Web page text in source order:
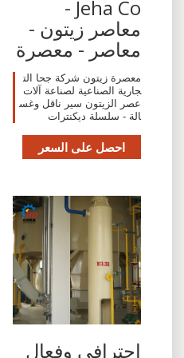
Jeha Co -
معاصر زيتون -
معاصر - معصرة
معصرة زيتون شركة جحا الت
جارية الصناعية لصناعة آلات
عصر الزيتون سير ناقل وغس
الة - سلسلة ديكنترات
احصل على السعر
احترافي وفعال